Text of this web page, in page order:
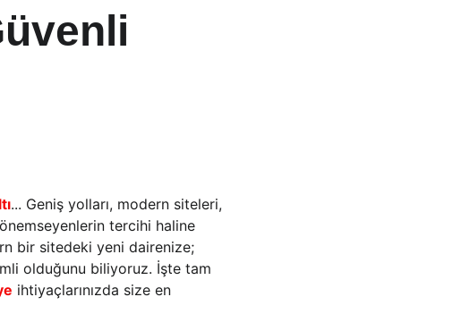
... Geniş yolları, modern siteleri,
tercihi haline
bir sitedeki yeni dairenize;
olduğunu biliyoruz. İşte tam
ihtiyaçlarınızda size en